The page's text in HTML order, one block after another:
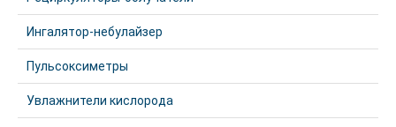
Ингалятор-небулайзер
Пульсоксиметры
Увлажнители кислорода